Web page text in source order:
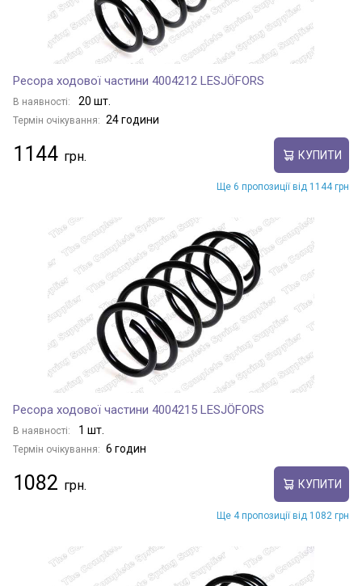
Ресора ходової частини 4004212 LESJÖFORS
В наявності: 20 шт.
Термін очікування: 24 години
1144 КУПИТИ
Ще 6 пропозиції від 1144 грн
Ресора ходової частини 4004215 LESJÖFORS
В наявності: 1 шт.
Термін очікування: 6 годин
1082 КУПИТИ
Ще 4 пропозиції від 1082 грн